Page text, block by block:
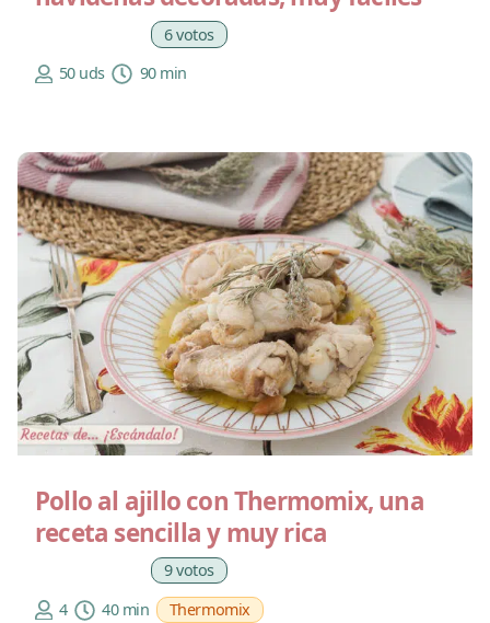
6 votos
50 uds
90 min
Pollo al ajillo con Thermomix, una
receta sencilla y muy rica
9 votos
4
40 min Thermomix